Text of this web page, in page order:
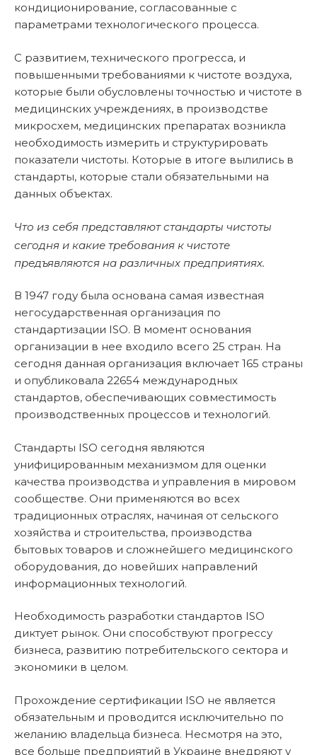
кондиционирование, согласованные с
параметрами технологического процесса.
С развитием, технического прогресса, и
повышенными требованиями к чистоте воздуха,
которые были обусловлены точностью и чистоте в
медицинских учреждениях, в производстве
микросхем, медицинских препаратах возникла
необходимость измерить и структурировать
показатели чистоты. Которые в итоге вылились в
стандарты, которые стали обязательными на
данных объектах.
Что из себя представляют стандарты чистоты
сегодня и какие требования к чистоте
предъявляются на различных предприятиях.
В 1947 году была основана самая известная
негосударственная организация по
стандартизации ISO. В момент основания
организации в нее входило всего 25 стран. На
сегодня данная организация включает 165 страны
и опубликовала 22654 международных
стандартов, обеспечивающих совместимость
производственных процессов и технологий.
Стандарты ISO сегодня являются
унифицированным механизмом для оценки
качества производства и управления в мировом
сообществе. Они применяются во всех
традиционных отраслях, начиная от сельского
хозяйства и строительства, производства
бытовых товаров и сложнейшего медицинского
оборудования, до новейших направлений
информационных технологий.
Необходимость разработки стандартов ISO
диктует рынок. Они способствуют прогрессу
бизнеса, развитию потребительского сектора и
экономики в целом.
Прохождение сертификации ISO не является
обязательным и проводится исключительно по
желанию владельца бизнеса. Несмотря на это,
все больше предприятий в Украине внедряют у